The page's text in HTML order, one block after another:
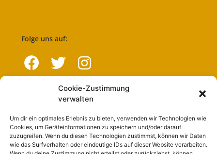
Cookie-Zustimmung
verwalten
Um dir ein optimales Erlebnis zu bieten, verwenden wir Technologien wie
Cookies, um Geräteinformationen zu speichern und/oder darauf
zuzugreifen. Wenn du diesen Technologien zustimmst, können wir Daten
wie das Surfverhalten oder eindeutige IDs auf dieser Website verarbeiten.
Folge uns auf:
Navigation
Start
Nutzungsbedingungen